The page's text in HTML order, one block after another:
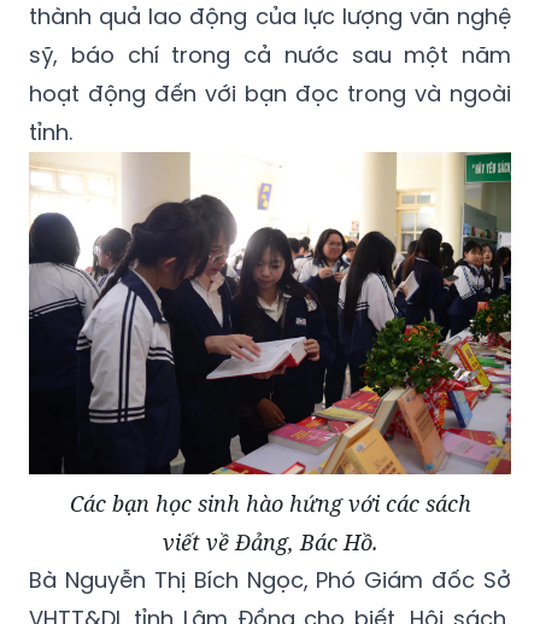
thành quả lao động của lực lượng văn nghệ
sỹ, báo chí trong cả nước sau một năm
hoạt động đến với bạn đọc trong và ngoài
tỉnh.
Các bạn học sinh hào hứng với các sách
viết về Đảng, Bác Hồ.
Bà Nguyễn Thị Bích Ngọc, Phó Giám đốc Sở